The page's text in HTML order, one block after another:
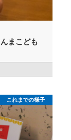
まこども
これまでの様子